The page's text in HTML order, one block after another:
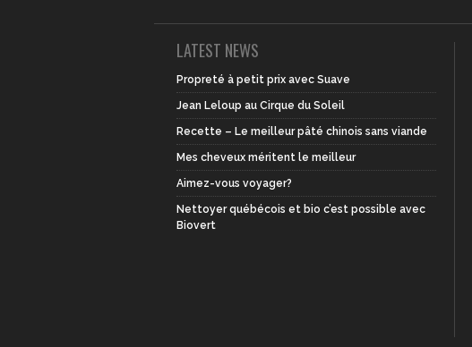
LATEST NEWS
Propreté à petit prix avec Suave
Jean Leloup au Cirque du Soleil
Recette – Le meilleur pâté chinois sans viande
Mes cheveux méritent le meilleur
Aimez-vous voyager?
Nettoyer québécois et bio c’est possible avec
Biovert